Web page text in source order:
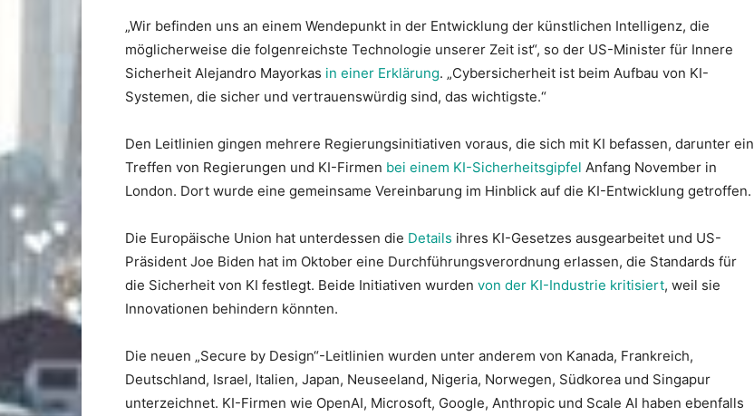
„Wir befinden uns an einem Wendepunkt in der Entwicklung der künstlichen Intelligenz, die
möglicherweise die folgenreichste Technologie unserer Zeit ist“, so der US-Minister für Innere
Sicherheit Alejandro Mayorkas in einer Erklärung. „Cybersicherheit ist beim Aufbau von KI-
Systemen, die sicher und vertrauenswürdig sind, das wichtigste.“
Den Leitlinien gingen mehrere Regierungsinitiativen voraus, die sich mit KI befassen, darunter ein
Treffen von Regierungen und KI-Firmen bei einem KI-Sicherheitsgipfel Anfang November in
London. Dort wurde eine gemeinsame Vereinbarung im Hinblick auf die KI-Entwicklung getroffen.
Die Europäische Union hat unterdessen die Details ihres KI-Gesetzes ausgearbeitet und US-
Präsident Joe Biden hat im Oktober eine Durchführungsverordnung erlassen, die Standards für
die Sicherheit von KI festlegt. Beide Initiativen wurden von der KI-Industrie kritisiert, weil sie
Innovationen behindern könnten.
Die neuen „Secure by Design“-Leitlinien wurden unter anderem von Kanada, Frankreich,
Deutschland, Israel, Italien, Japan, Neuseeland, Nigeria, Norwegen, Südkorea und Singapur
unterzeichnet. KI-Firmen wie OpenAI, Microsoft, Google, Anthropic und Scale AI haben ebenfalls